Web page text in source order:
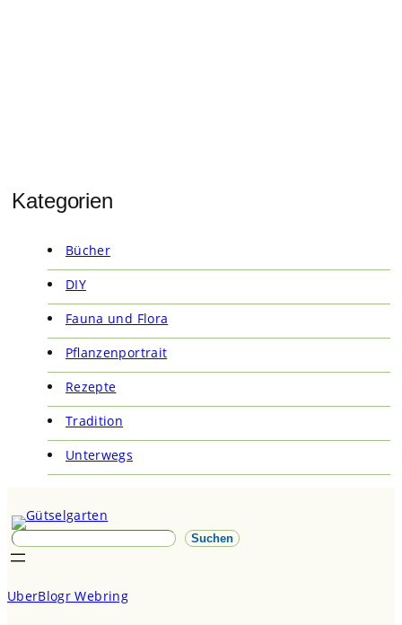
Kategorien
Bücher
DIY
Fauna und Flora
Pflanzenportrait
Rezepte
Tradition
Unterwegs
S
u
h
Suchen
UberBlogr Webring